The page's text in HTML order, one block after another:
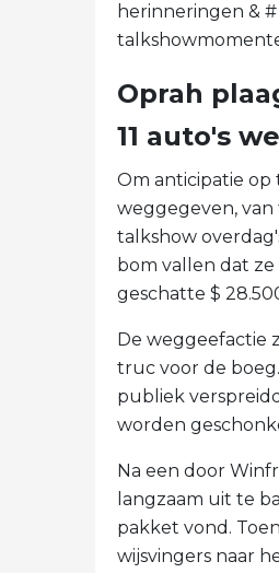
herinneringen &
Oprah
11 auto's
Om anticipatie op
weggegeven, van
talkshow
bom vallen dat
geschatte $
De weggeefactie
truc voor de
publiek
worden
Na een door
langzaam uit te
pakket vond.
wijsvingers naar